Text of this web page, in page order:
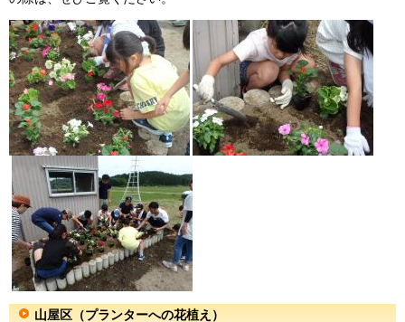
山屋区（プランターへの花植え）